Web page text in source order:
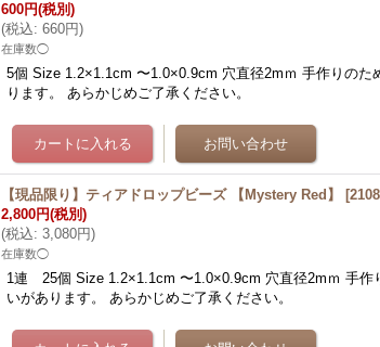
600円(税別)
(税込: 660円)
在庫数◯
5個 Size 1.2×1.1cm 〜1.0×0.9cm 穴直径2mｍ 手作りのた
ります。 あらかじめご了承ください。
【現品限り】ティアドロップビーズ 【Mystery Red】 [
2,800円(税別)
(税込: 3,080円)
在庫数◯
1連 25個 Size 1.2×1.1cm 〜1.0×0.9cm 穴直径2mｍ 手作
いがあります。 あらかじめご了承ください。